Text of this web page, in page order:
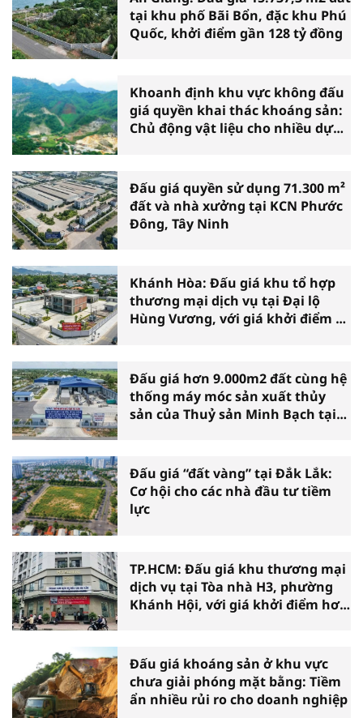
tại khu phố Bãi Bổn, đặc khu Phú
Quốc, khởi điểm gần 128 tỷ đồng
Khoanh định khu vực không đấu
giá quyền khai thác khoáng sản:
Chủ động vật liệu cho nhiều dự
Đấu giá quyền sử dụng 71.300 m²
đất và nhà xưởng tại KCN Phước
Đông, Tây Ninh
Khánh Hòa: Đấu giá khu tổ hợp
thương mại dịch vụ tại Đại lộ
Hùng Vương, với giá khởi điểm 39
Đấu giá hơn 9.000m2 đất cùng hệ
thống máy móc sản xuất thủy
sản của Thuỷ sản Minh Bạch tại
Đấu giá “đất vàng” tại Đắk Lắk:
Cơ hội cho các nhà đầu tư tiềm
lực
TP.HCM: Đấu giá khu thương mại
dịch vụ tại Tòa nhà H3, phường
Khánh Hội, với giá khởi điểm hơn
Đấu giá khoáng sản ở khu vực
chưa giải phóng mặt bằng: Tiềm
ẩn nhiều rủi ro cho doanh nghiệp